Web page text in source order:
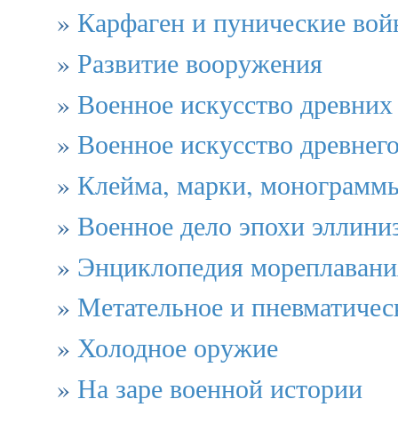
» Карфаген и пунические
» Развитие вооружения
» Военное искусство древних
» Военное искусство
» Клейма, марки,
» Военное дело эпохи
» Энциклопедия
» Метательное и
» Холодное оружие
» На заре военной истории